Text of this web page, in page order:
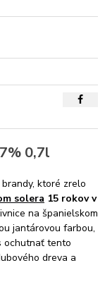
0,7l
ktoré zrelo
solera 15 rokov v
na španielskom
jantárovou farbou,
ochutnať tento
dreva a